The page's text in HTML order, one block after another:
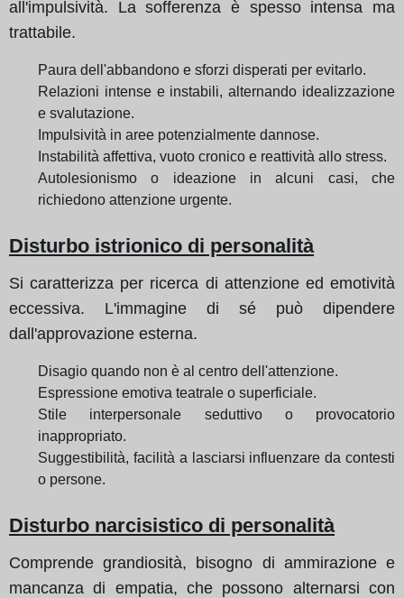
all'impulsività. La sofferenza è spesso intensa ma
trattabile.
Paura dell'abbandono e sforzi disperati per evitarlo.
Relazioni intense e instabili, alternando idealizzazione
e svalutazione.
Impulsività in aree potenzialmente dannose.
Instabilità affettiva, vuoto cronico e reattività allo stress.
Autolesionismo o ideazione in alcuni casi, che
richiedono attenzione urgente.
Disturbo istrionico di personalità
Si caratterizza per ricerca di attenzione ed emotività
eccessiva. L'immagine di sé può dipendere
dall'approvazione esterna.
Disagio quando non è al centro dell'attenzione.
Espressione emotiva teatrale o superficiale.
Stile interpersonale seduttivo o provocatorio
inappropriato.
Suggestibilità, facilità a lasciarsi influenzare da contesti
o persone.
Disturbo narcisistico di personalità
Comprende grandiosità, bisogno di ammirazione e
mancanza di empatia, che possono alternarsi con